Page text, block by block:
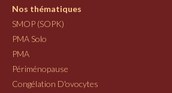
Nos thématiques
SMOP (SOPK)
PMA Solo
PMA
Périménopause
Congélation D'ovocytes